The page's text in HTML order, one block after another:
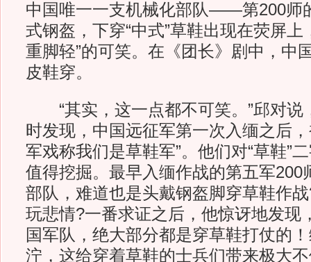
中国唯一一支机械化部队——第200师
式钢盔，下穿“中式”草鞋出现在荧屏上
重脚轻”的可笑。在《团长》剧中，中
皮鞋穿。
“其实，这一点都不可笑。”邱对说
时发现，中国远征军第一次入缅之后
军戏称我们是草鞋军”。他们对“草鞋”
值得挖掘。最早入缅作战的第五军200
部队，难道也是头戴钢盔脚穿草鞋作
玩悲情?一番求证之后，他惊讶地发现
国军队，绝大部分都是穿草鞋打仗的
泞，这给穿着草鞋的士兵们带来极大